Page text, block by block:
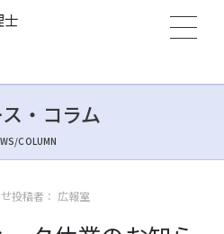
・コラム
COLUMN
投稿者： 広報室